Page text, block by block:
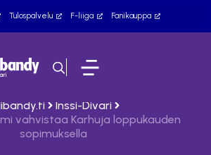
Tulospalvelu F-liiga Fanikauppa
Inssi-Divari
vahvistaa Karhuja loppukauden
sopimuksella